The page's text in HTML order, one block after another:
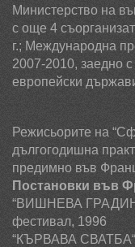
Министерство на
с още 4
г.; Международна
2007-2010, заедно
европейски
Режисьорите на
дългогодишна
предимно във
Постановки във
“ВИШНЕВА
фестивал, 1996
“КЪРВАВА